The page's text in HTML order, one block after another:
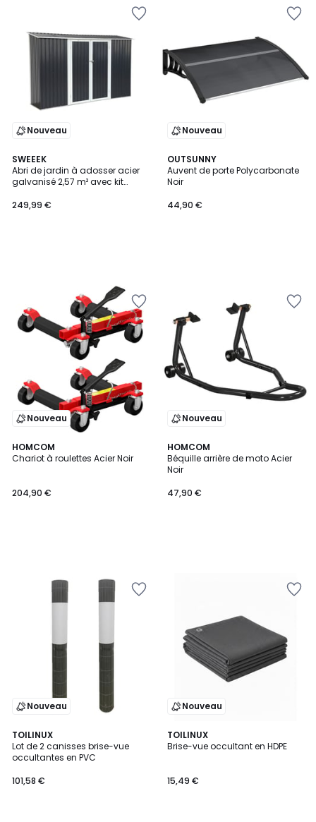
Nouveau
SWEEEK
Abri de jardin à adosser acier
galvanisé 2,57 m² avec kit
249,99 €
Nouveau
OUTSUNNY
Auvent de porte Polycarbonate
Noir
44,90 €
Nouveau
HOMCOM
Chariot à roulettes Acier Noir
204,90 €
Nouveau
HOMCOM
Béquille arrière de moto Acier
Noir
47,90 €
Nouveau
TOILINUX
Lot de 2 canisses brise-vue
occultantes en PVC
101,58 €
2
Couleurs
Nouveau
TOILINUX
Brise-vue occultant en HDPE
15,49 €
2
Couleurs